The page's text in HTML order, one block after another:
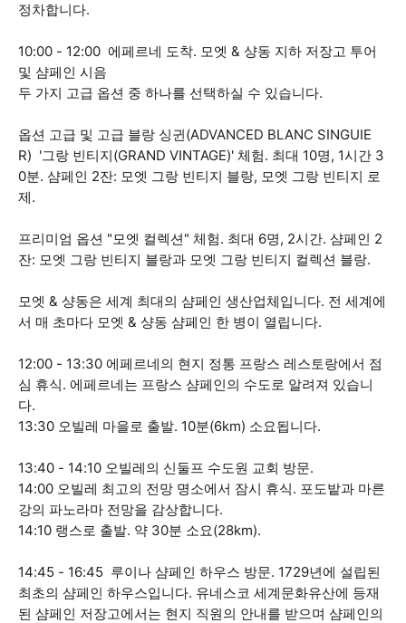
정차합니다.
10:00 - 12:00 에페르네 도착. 모엣 & 샹동 지하 저장고 투어
및 샴페인 시음
두 가지 고급 옵션 중 하나를 선택하실 수 있습니다.
옵션 고급 및 고급 블랑 싱귄(ADVANCED BLANC SINGUIE
R) '그랑 빈티지(GRAND VINTAGE)' 체험. 최대 10명, 1시간 3
0분. 샴페인 2잔: 모엣 그랑 빈티지 블랑, 모엣 그랑 빈티지 로
제.
프리미엄 옵션 "모엣 컬렉션" 체험. 최대 6명, 2시간. 샴페인 2
잔: 모엣 그랑 빈티지 블랑과 모엣 그랑 빈티지 컬렉션 블랑.
모엣 & 샹동은 세계 최대의 샴페인 생산업체입니다. 전 세계에
서 매 초마다 모엣 & 샹동 샴페인 한 병이 열립니다.
12:00 - 13:30 에페르네의 현지 정통 프랑스 레스토랑에서 점
심 휴식. 에페르네는 프랑스 샴페인의 수도로 알려져 있습니
다.
13:30 오빌레 마을로 출발. 10분(6km) 소요됩니다.
13:40 - 14:10 오빌레의 신둘프 수도원 교회 방문.
14:00 오빌레 최고의 전망 명소에서 잠시 휴식. 포도밭과 마른
강의 파노라마 전망을 감상합니다.
14:10 랭스로 출발. 약 30분 소요(28km).
14:45 - 16:45 루이나 샴페인 하우스 방문. 1729년에 설립된
최초의 샴페인 하우스입니다. 유네스코 세계문화유산에 등재
된 샴페인 저장고에서는 현지 직원의 안내를 받으며 샴페인의